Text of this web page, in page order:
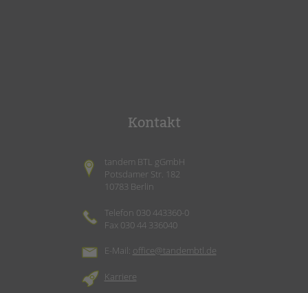
Kontakt
tandem BTL gGmbH
Potsdamer Str. 182
10783 Berlin
Telefon 030 443360-0
Fax 030 44 336040
E-Mail: office@tandembtl.de
Karriere